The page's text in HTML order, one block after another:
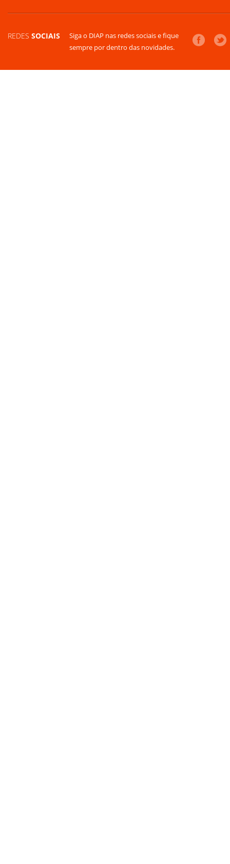
REDES SOCIAIS
Siga o DIAP nas redes sociais e fique
sempre por dentro das novidades.